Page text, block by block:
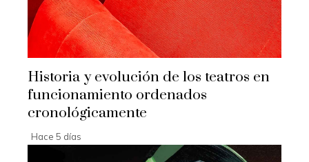
Historia y evolución de los teatros en
funcionamiento ordenados
cronológicamente
Hace 5 días